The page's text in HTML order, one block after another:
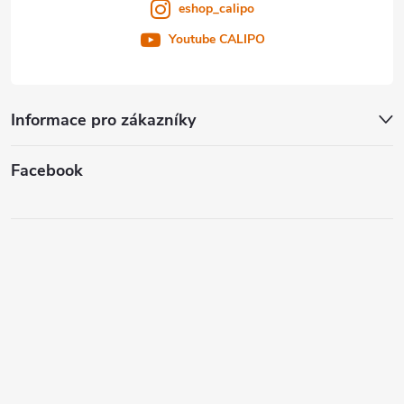
Informace pro zákazníky
eshop_calipo
Youtube CALIPO
Facebook